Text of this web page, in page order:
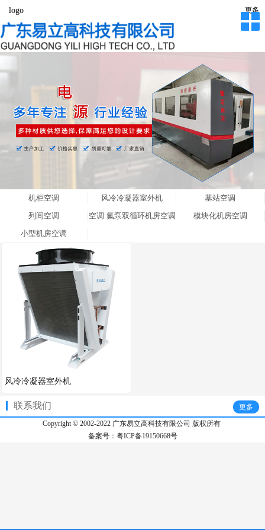
logo 更多
机柜空调 风冷冷凝器室外机
基站空调
列间空调
空调 氟泵双循环机房空调
模块化机房空调
小型机房空调
风冷冷凝器室外机
联系我们
更多
Copyright © 2002-2022 广东易立高科技有限公司 版权所有
备案号：粤ICP备19150668号